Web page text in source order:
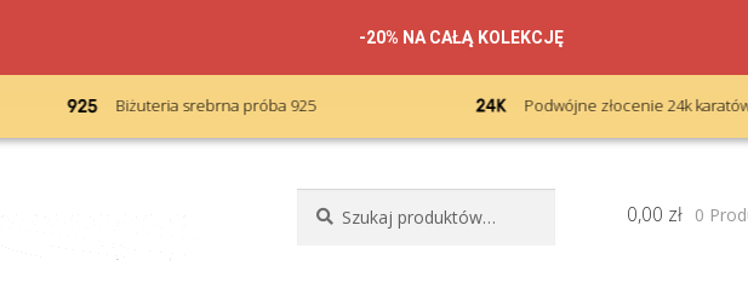
-20% NA CAŁĄ KOLEKCJĘ
Biżuteria srebrna próba 925 Podwójne złocenie 24k karatów
0,00 zł 0